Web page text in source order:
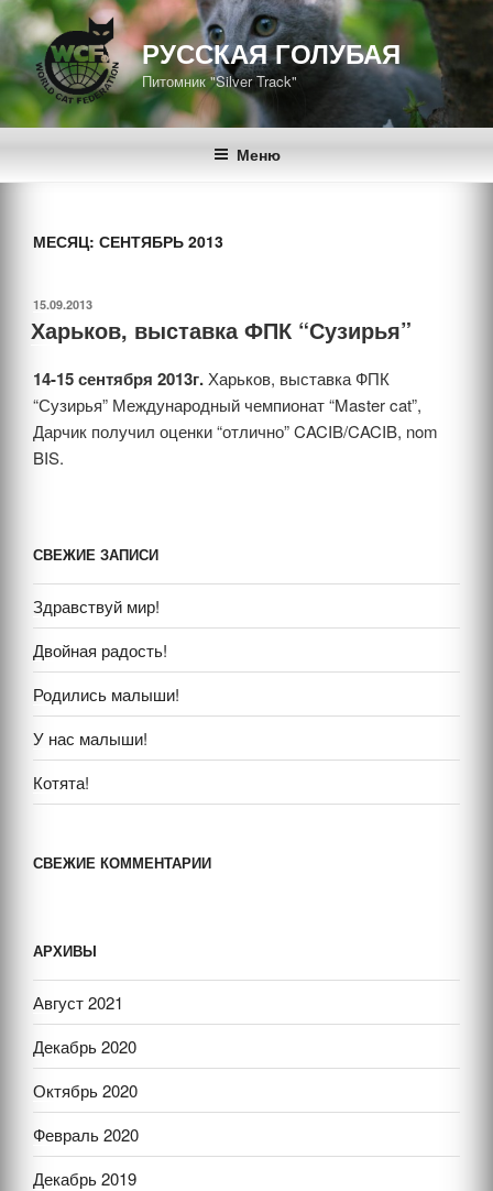
Перейти
содержимому
РУССКАЯ ГОЛУБАЯ
Питомник "Silver Track"
Меню
МЕСЯЦ: СЕНТЯБРЬ 2013
ОПУБЛИКОВАНО
15.09.2013
Харьков, выставка ФПК “Сузирья”
14-15 сентября 2013г.Харьков, выставка ФПК
“Сузирья” Международный чемпионат “Master cat”,
Дарчик получил оценки “отлично” CACIB/CACIB, nom
BIS.
СВЕЖИЕ ЗАПИСИ
Здравствуй мир!
Двойная радость!
Родились малыши!
У нас малыши!
Котята!
СВЕЖИЕ КОММЕНТАРИИ
АРХИВЫ
Август 2021
Декабрь 2020
Октябрь 2020
Февраль 2020
Декабрь 2019